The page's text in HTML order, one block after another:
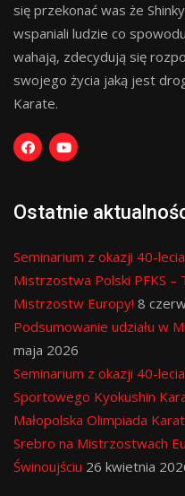
się przekonać was że
wspaniali ludzie co
wahają, zdecydują się
swojego życia jaką jest
Karate.
Ostatnie
Seminarium z okazji 40-
Mistrzostwa Polski PFKS –
Mistrzostw Europy! 8
Podsumowanie udziału w
maja 2026
Seminarium z okazji 40-
Sportowego Kyokushin
Małopolska Olimpiada
Srebro na Mistrzostwach
Świnoujściu 26 kwietnia